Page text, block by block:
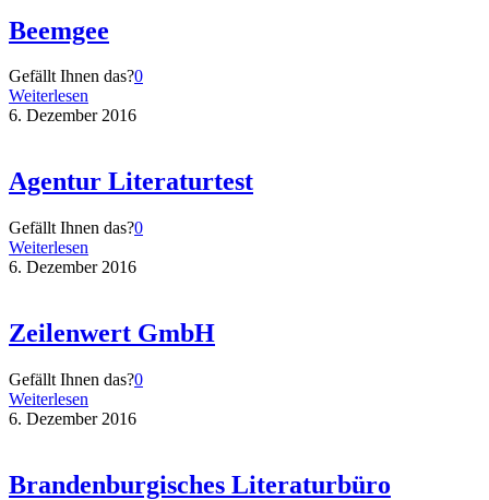
Beemgee
Gefällt Ihnen das?0
Weiterlesen
6. Dezember 2016
Agentur Literaturtest
Gefällt Ihnen das?0
Weiterlesen
6. Dezember 2016
Zeilenwert GmbH
Gefällt Ihnen das?0
Weiterlesen
6. Dezember 2016
Brandenburgisches Literaturbüro